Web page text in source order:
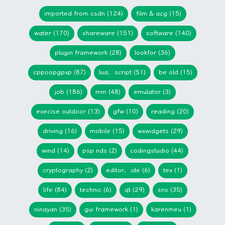
imported from csdn (124) film & acg (15)
water (170) shareware (151) software (140)
plugin framework (28) lookfor (36)
cppoopgpxp (87) lua，script (51) be old (15)
job (186) mm (48) emulator (3)
execise outdoor (13) gfw (10) reading (20)
driving (16) mobile (15) wxwidgets (29)
wind (14) psp nds (2) codingstudio (44)
cryptography (2) editor，ide (6) tex (1)
life (84) technic (6) qt (29) sns (35)
ninayan (35) gui framework (1) karenmeu (1)